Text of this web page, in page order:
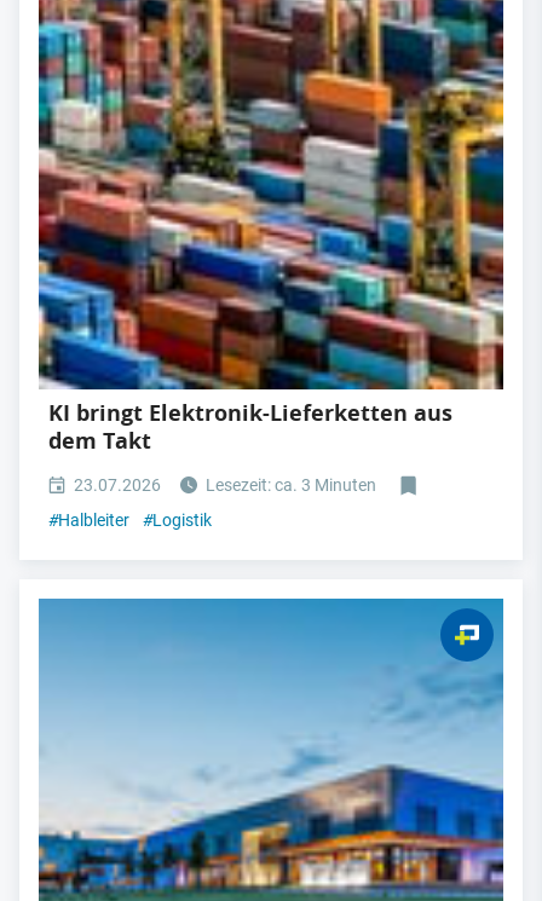
KI bringt Elektronik-Lieferketten aus
dem Takt
23.07.2026
Lesezeit: ca. 3 Minuten
#Halbleiter #Logistik